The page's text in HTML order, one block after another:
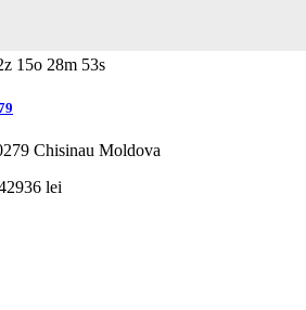
15o 28m 52s
Chisinau Moldova
lei